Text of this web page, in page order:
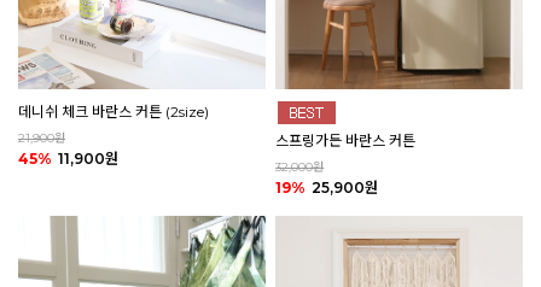
데니쉬 체크 바란스 커튼 (2size)
21,900원
45% 11,900원
스프링가든 바란스 커튼
32,000원
19% 25,900원